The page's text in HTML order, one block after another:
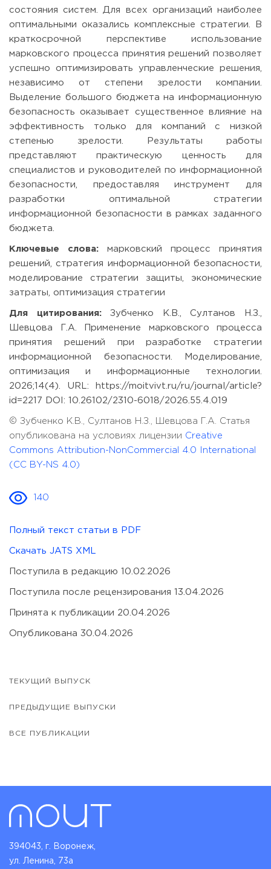
состояния систем. Для всех организаций наиболее
оптимальными оказались комплексные стратегии. В
краткосрочной перспективе использование
марковского процесса принятия решений позволяет
успешно оптимизировать управленческие решения,
независимо от степени зрелости компании.
Выделение большого бюджета на информационную
безопасность оказывает существенное влияние на
эффективность только для компаний с низкой
степенью зрелости. Результаты работы
представляют практическую ценность для
специалистов и руководителей по информационной
безопасности, предоставляя инструмент для
разработки оптимальной стратегии
информационной безопасности в рамках заданного
бюджета.
Ключевые слова: марковский процесс принятия
решений, стратегия информационной безопасности,
моделирование стратегии защиты, экономические
затраты, оптимизация стратегии
Для цитирования:Зубченко К.В., Султанов Н.З.,
Шевцова Г.А. Применение марковского процесса
принятия решений при разработке стратегии
информационной безопасности. Моделирование,
оптимизация и информационные технологии.
2026;14(4). URL: https://moitvivt.ru/ru/journal/article?
id=2217 DOI: 10.26102/2310-6018/2026.55.4.019
© Зубченко К.В., Султанов Н.З., Шевцова Г.А. Статья
опубликована на условиях лицензии Creative
Commons Attribution-NonCommercial 4.0 International
(CC BY-NS 4.0)
140
Полный текст статьи в PDF
Скачать JATS XML
Поступила в редакцию 10.02.2026
Поступила после рецензирования 13.04.2026
Принята к публикации 20.04.2026
Опубликована 30.04.2026
ТЕКУЩИЙ ВЫПУСК
ПРЕДЫДУЩИЕ ВЫПУСКИ
ВСЕ ПУБЛИКАЦИИ
394043, г. Воронеж,
ул. Ленина, 73а